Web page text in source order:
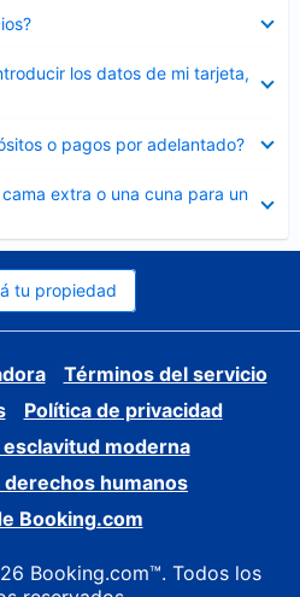
los datos de mi tarjeta,
o pagos por adelantado?
extra o una cuna para un
tu propiedad
Términos del servicio
Política de privacidad
moderna
derechos humanos
Booking.com
Booking.com™. Todos los